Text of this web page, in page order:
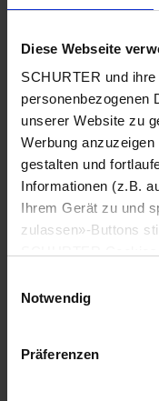
Diese Webseite
SCHURTER und
personenbezogenen
unserer Website zu
Werbung
gestalten und
Informationen (z.B.
Ihrem Gerät zu und
zulassen»-Buttons
«Cookie-
Einstellungen
keinen Einfluss auf
erhalten Sie in
Notwendig
Präferenzen